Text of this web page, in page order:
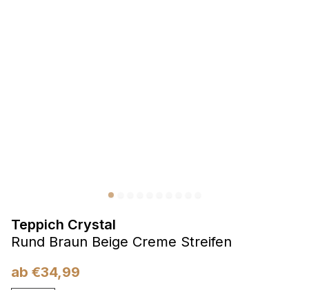
Teppich Crystal
Rund Braun Beige Creme Streifen
ab €34,99
Marketing
Marketing-Cookies werden verwendet, um Benutzer über
Websites hinweg zu verfolgen. Das Ziel ist es, Anzeigen
anzuzeigen, die für den einzelnen Benutzer relevant und